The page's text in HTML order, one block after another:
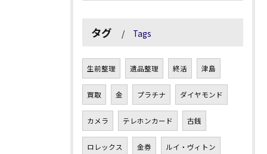
タグ Tags
生前整理 遺品整理 終活 津島
買取 金 プラチナ ダイヤモンド
カメラ テレホンカード 古銭
ロレックス 金券 ルイ・ヴィトン